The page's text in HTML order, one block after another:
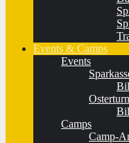
Events & Camps
Events
Camps
Camp-